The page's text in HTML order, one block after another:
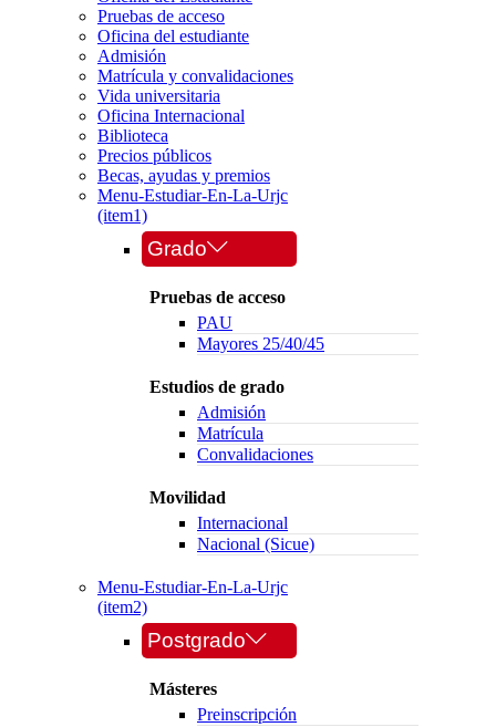
Pruebas de acceso
Oficina del estudiante
Admisión
Matrícula y convalidaciones
Vida universitaria
Oficina Internacional
Biblioteca
Precios públicos
Becas, ayudas y premios
Menu-Estudiar-En-La-Urjc
(item1)
Grado
Pruebas de acceso
PAU
Mayores 25/40/45
Estudios de grado
Admisión
Matrícula
Convalidaciones
Movilidad
Internacional
Nacional (Sicue)
Menu-Estudiar-En-La-Urjc
(item2)
Postgrado
Másteres
Preinscripción